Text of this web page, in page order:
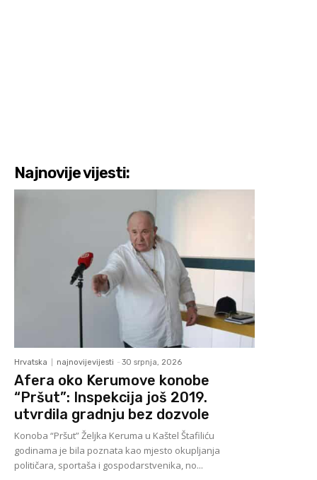
Najnovije vijesti:
Hrvatska najnovijevijesti - 30 srpnja, 2026
Afera oko Kerumove konobe
“Pršut”: Inspekcija još 2019.
utvrdila gradnju bez dozvole
Konoba “Pršut” Željka Keruma u Kaštel Štafiliću
godinama je bila poznata kao mjesto okupljanja
političara, sportaša i gospodarstvenika, no...